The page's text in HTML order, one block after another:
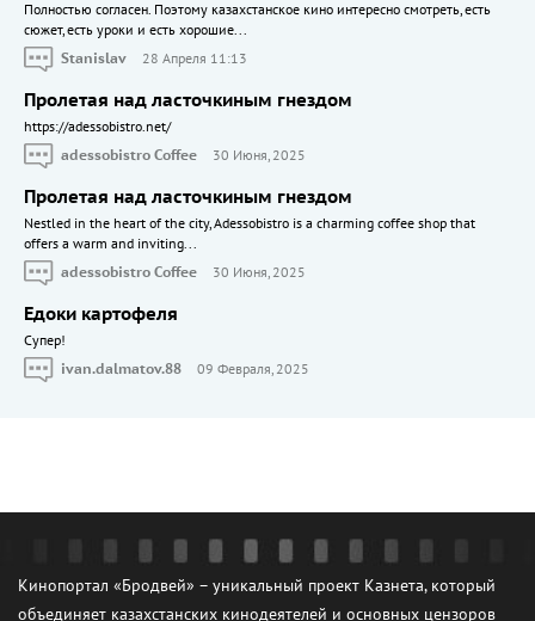
Полностью согласен. Поэтому казахстанское кино интересно смотреть, есть
сюжет, есть уроки и есть хорошие...
Stanislav
28 Апреля 11:13
Пролетая над ласточкиным гнездом
https://adessobistro.net/
adessobistro Coffee
30 Июня, 2025
Пролетая над ласточкиным гнездом
Nestled in the heart of the city, Adessobistro is a charming coffee shop that
offers a warm and inviting...
adessobistro Coffee
30 Июня, 2025
Едоки картофеля
Cупер!
ivan.dalmatov.88
09 Февраля, 2025
Кинопортал «Бродвей» – уникальный проект Казнета, который
объединяет казахстанских кинодеятелей и основных цензоров